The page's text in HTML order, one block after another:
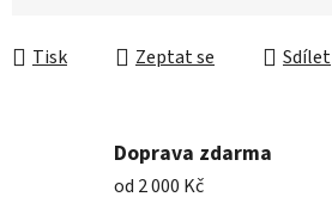
Tisk Zeptat se Sdílet
Doprava zdarma
od 2 000 Kč